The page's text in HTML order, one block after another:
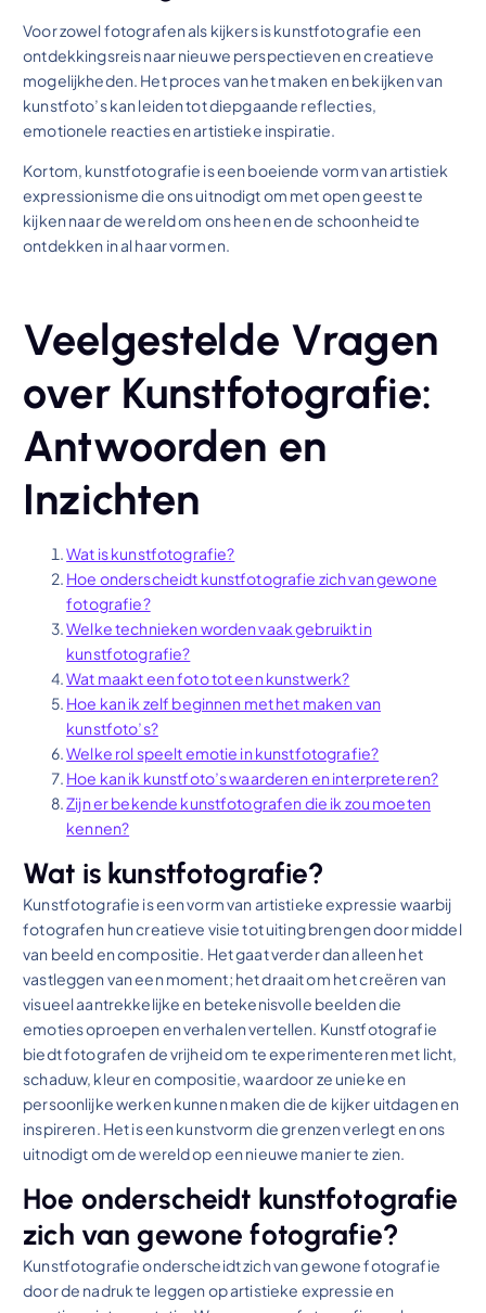
Voor zowel fotografen als kijkers is kunstfotografie een
ontdekkingsreis naar nieuwe perspectieven en creatieve
mogelijkheden. Het proces van het maken en bekijken van
kunstfoto’s kan leiden tot diepgaande reflecties,
emotionele reacties en artistieke inspiratie.
Kortom, kunstfotografie is een boeiende vorm van artistiek
expressionisme die ons uitnodigt om met open geest te
kijken naar de wereld om ons heen en de schoonheid te
ontdekken in al haar vormen.
Veelgestelde Vragen
over Kunstfotografie:
Antwoorden en
Inzichten
Wat is kunstfotografie?
Hoe onderscheidt kunstfotografie zich van gewone
fotografie?
Welke technieken worden vaak gebruikt in
kunstfotografie?
Wat maakt een foto tot een kunstwerk?
Hoe kan ik zelf beginnen met het maken van
kunstfoto’s?
Welke rol speelt emotie in kunstfotografie?
Hoe kan ik kunstfoto’s waarderen en interpreteren?
Zijn er bekende kunstfotografen die ik zou moeten
kennen?
Wat is kunstfotografie?
Kunstfotografie is een vorm van artistieke expressie waarbij
fotografen hun creatieve visie tot uiting brengen door middel
van beeld en compositie. Het gaat verder dan alleen het
vastleggen van een moment; het draait om het creëren van
visueel aantrekkelijke en betekenisvolle beelden die
emoties oproepen en verhalen vertellen. Kunstfotografie
biedt fotografen de vrijheid om te experimenteren met licht,
schaduw, kleur en compositie, waardoor ze unieke en
persoonlijke werken kunnen maken die de kijker uitdagen en
inspireren. Het is een kunstvorm die grenzen verlegt en ons
uitnodigt om de wereld op een nieuwe manier te zien.
Hoe onderscheidt kunstfotografie
zich van gewone fotografie?
Kunstfotografie onderscheidt zich van gewone fotografie
door de nadruk te leggen op artistieke expressie en